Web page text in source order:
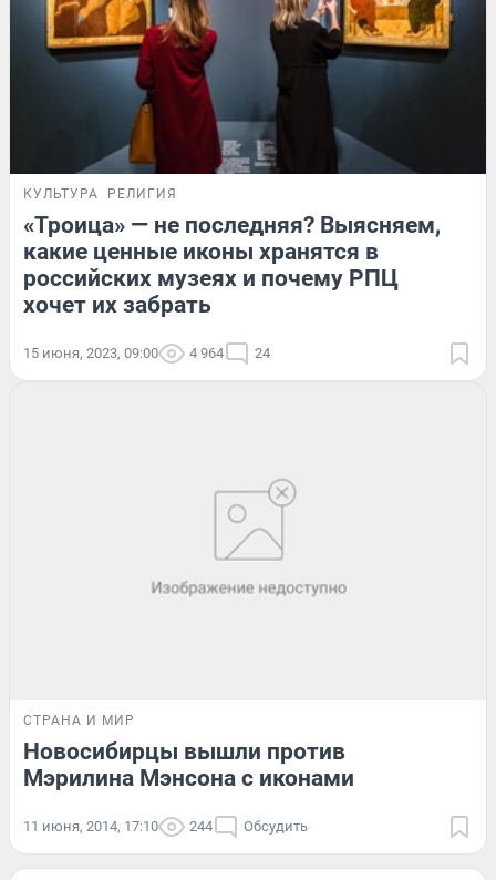
КУЛЬТУРА РЕЛИГИЯ
«Троица» — не последняя? Выясняем,
какие ценные иконы хранятся в
российских музеях и почему РПЦ
хочет их забрать
15 июня, 2023, 09:00 4 964 24
СТРАНА И МИР
Новосибирцы вышли против
Мэрилина Мэнсона с иконами
11 июня, 2014, 17:10 244 Обсудить